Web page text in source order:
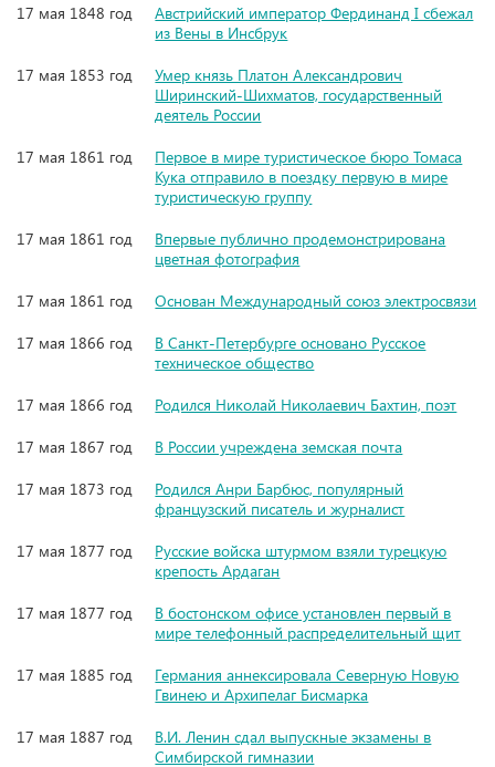
17 мая 1848 год
Австрийский император Фердинанд I сбежал
из Вены в Инсбрук
17 мая 1853 год
Умер князь Платон Александрович
Ширинский-Шихматов, государственный
деятель России
17 мая 1861 год
Первое в мире туристическое бюро Томаса
Кука отправило в поездку первую в мире
туристическую группу
17 мая 1861 год
Впервые публично продемонстрирована
цветная фотография
17 мая 1861 год
Основан Международный союз электросвязи
17 мая 1866 год
В Санкт-Петербурге основано Русское
техническое общество
17 мая 1866 год
Родился Николай Николаевич Бахтин, поэт
17 мая 1867 год
В России учреждена земская почта
17 мая 1873 год
Родился Анри Барбюс, популярный
французский писатель и журналист
17 мая 1877 год
Русские войска штурмом взяли турецкую
крепость Ардаган
17 мая 1877 год
В бостонском офисе установлен первый в
мире телефонный распределительный щит
17 мая 1885 год
Германия аннексировала Северную Новую
Гвинею и Архипелаг Бисмарка
17 мая 1887 год
В.И. Ленин сдал выпускные экзамены в
Симбирской гимназии